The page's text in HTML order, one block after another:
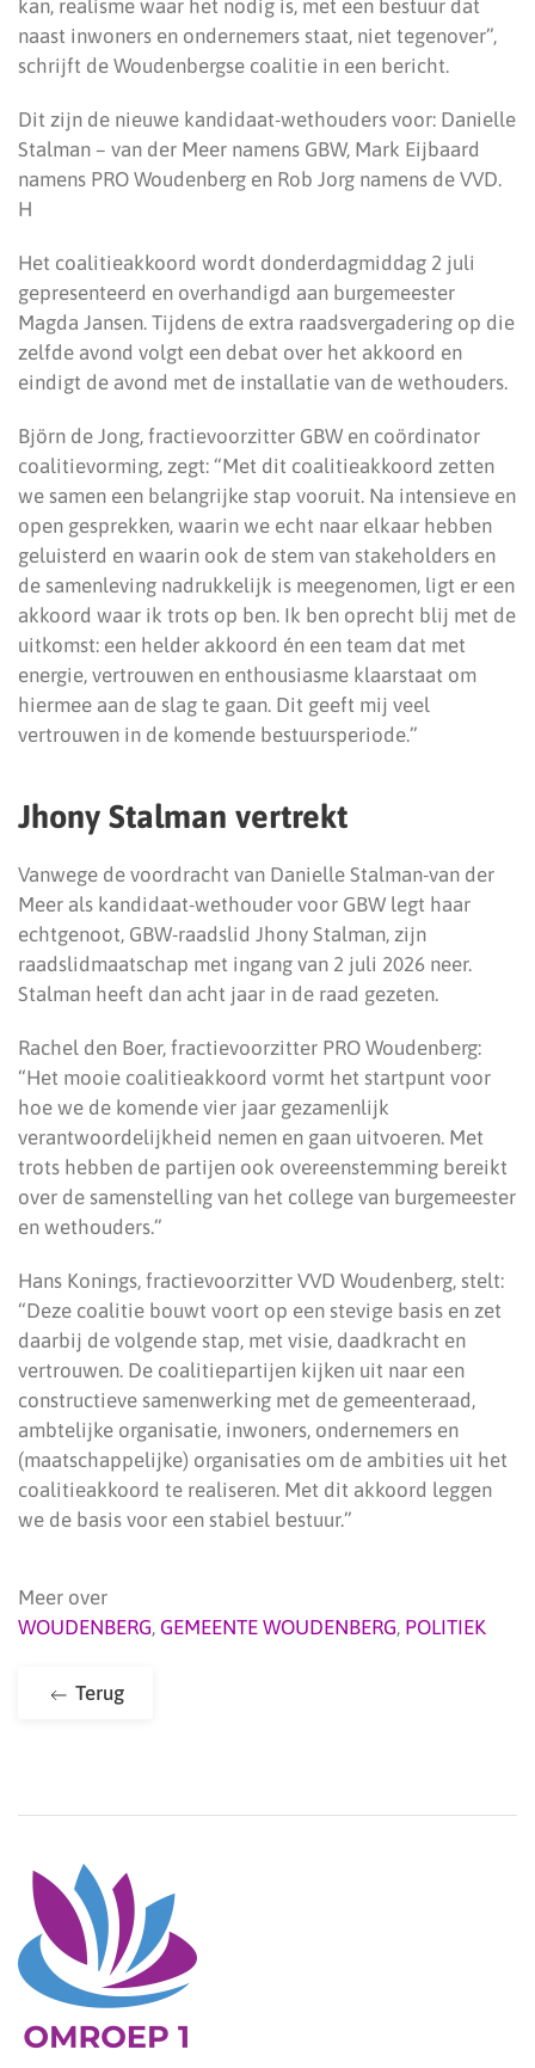
kan, realisme waar het nodig is, met een bestuur dat
naast inwoners en ondernemers staat, niet tegenover”,
schrijft de Woudenbergse coalitie in een bericht.
Dit zijn de nieuwe kandidaat-wethouders voor: Danielle
Stalman – van der Meer namens GBW, Mark Eijbaard
namens PRO Woudenberg en Rob Jorg namens de VVD.
H
Het coalitieakkoord wordt donderdagmiddag 2 juli
gepresenteerd en overhandigd aan burgemeester
Magda Jansen. Tijdens de extra raadsvergadering op die
zelfde avond volgt een debat over het akkoord en
eindigt de avond met de installatie van de wethouders.
Björn de Jong, fractievoorzitter GBW en coördinator
coalitievorming, zegt: “Met dit coalitieakkoord zetten
we samen een belangrijke stap vooruit. Na intensieve en
open gesprekken, waarin we echt naar elkaar hebben
geluisterd en waarin ook de stem van stakeholders en
de samenleving nadrukkelijk is meegenomen, ligt er een
akkoord waar ik trots op ben. Ik ben oprecht blij met de
uitkomst: een helder akkoord én een team dat met
energie, vertrouwen en enthousiasme klaarstaat om
hiermee aan de slag te gaan. Dit geeft mij veel
vertrouwen in de komende bestuursperiode.”
Jhony Stalman vertrekt
Vanwege de voordracht van Danielle Stalman-van der
Meer als kandidaat-wethouder voor GBW legt haar
echtgenoot, GBW-raadslid Jhony Stalman, zijn
raadslidmaatschap met ingang van 2 juli 2026 neer.
Stalman heeft dan acht jaar in de raad gezeten.
Rachel den Boer, fractievoorzitter PRO Woudenberg:
“Het mooie coalitieakkoord vormt het startpunt voor
hoe we de komende vier jaar gezamenlijk
verantwoordelijkheid nemen en gaan uitvoeren. Met
trots hebben de partijen ook overeenstemming bereikt
over de samenstelling van het college van burgemeester
en wethouders.”
Hans Konings, fractievoorzitter VVD Woudenberg, stelt:
“Deze coalitie bouwt voort op een stevige basis en zet
daarbij de volgende stap, met visie, daadkracht en
vertrouwen. De coalitiepartijen kijken uit naar een
constructieve samenwerking met de gemeenteraad,
ambtelijke organisatie, inwoners, ondernemers en
(maatschappelijke) organisaties om de ambities uit het
coalitieakkoord te realiseren. Met dit akkoord leggen
we de basis voor een stabiel bestuur.”
Meer over
WOUDENBERG, GEMEENTE WOUDENBERG, POLITIEK
Terug